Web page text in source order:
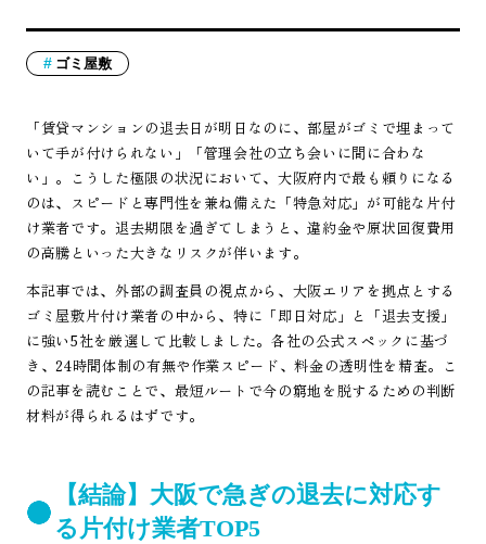
ゴミ屋敷
「賃貸マンションの退去日が明日なのに、部屋がゴミで埋まって
いて手が付けられない」「管理会社の立ち会いに間に合わな
い」。こうした極限の状況において、大阪府内で最も頼りになる
のは、スピードと専門性を兼ね備えた「特急対応」が可能な片付
け業者です。退去期限を過ぎてしまうと、違約金や原状回復費用
の高騰といった大きなリスクが伴います。
本記事では、外部の調査員の視点から、大阪エリアを拠点とする
ゴミ屋敷片付け業者の中から、特に「即日対応」と「退去支援」
に強い5社を厳選して比較しました。各社の公式スペックに基づ
き、24時間体制の有無や作業スピード、料金の透明性を精査。こ
の記事を読むことで、最短ルートで今の窮地を脱するための判断
材料が得られるはずです。
【結論】大阪で急ぎの退去に対応す
る片付け業者TOP5